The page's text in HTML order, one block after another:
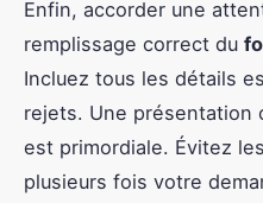
Enfin, accorder une
remplissage correct du
Incluez tous les détails
rejets. Une présentation
est primordiale. Évitez
plusieurs fois votre